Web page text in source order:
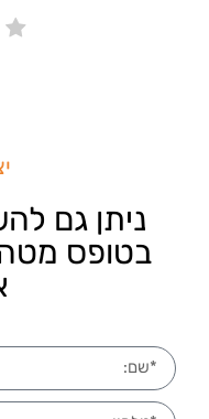
ניתן גם
בטופס